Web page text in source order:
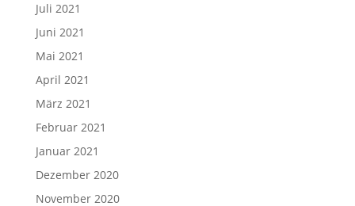
Juli 2021
Juni 2021
Mai 2021
April 2021
März 2021
Februar 2021
Januar 2021
Dezember 2020
November 2020